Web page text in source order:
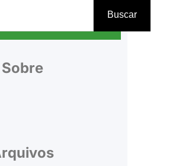
Buscar
Sobre